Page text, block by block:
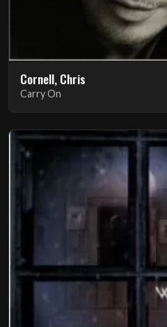
Cornell, Chris
Carry On